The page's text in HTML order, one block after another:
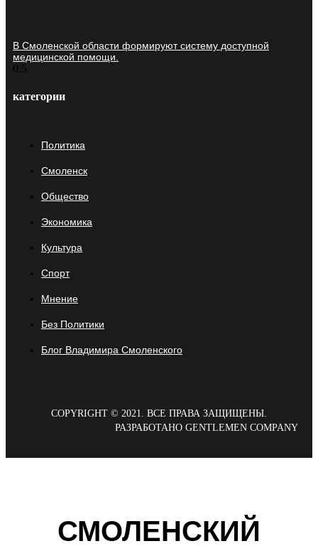
В Смоленской области формируют систему доступной
медицинской помощи.
категории
Политика
Смоленск
Общество
Экономика
Культура
Спорт
Мнение
Без Политики
Блог Владимира Смоленского
COPYRIGHT © 2021. ВСЕ ПРАВА ЗАЩИЩЕНЫ.
РАЗРАБОТАНО GENTLEMEN COMPANY
СМОЛЕНСКИЙ